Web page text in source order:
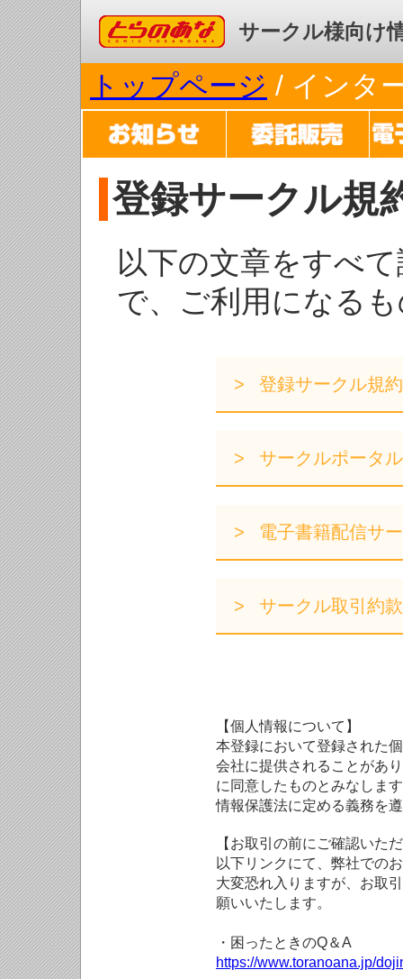
コミックとらのあな サークル様向け
トップページ / インタ
登録サークル規
以下の文章をすべ
で、ご利用になる
登録サークル規約
サークルポータ
電子書籍配信サ
サークル取引約款
【個人情報について】
本登録において登録された
会社に提供されることがあ
に同意したものとみなしま
情報保護法に定める義務を
【お取引の前にご確認いた
以下リンクにて、弊社での
大変恐れ入りますが、お取
願いいたします。
・困ったときのQ＆A
https://www.toranoana.jp/